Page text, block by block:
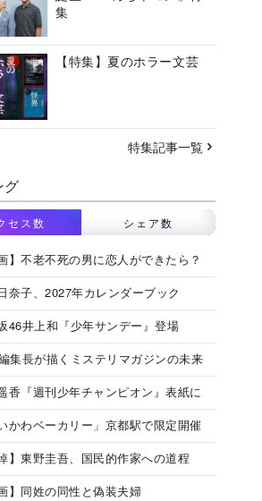
集
【特集】夏のホラー文芸
特集記事一覧
グ
セス数 シェア数
】不老不死の男に恋人ができたら？
奈子、2027年カレンダーブック
46井上和『少年サンデー』登場
集長が描くミステリマガジンの未来
香『週刊少年チャンピオン』表紙に
かわベーカリー」京都駅で限定開催
】東野圭吾、国民的作家への道程
】同姓の同性と偽装夫婦